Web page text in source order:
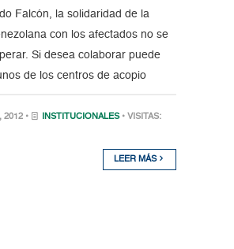
Falcón, la solidaridad de la
con los afectados no se
Si desea colaborar puede
de los centros de acopio
2012 • INSTITUCIONALES • VISITAS:
LEER MÁS